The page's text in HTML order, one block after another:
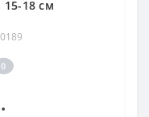
15-18 см
0